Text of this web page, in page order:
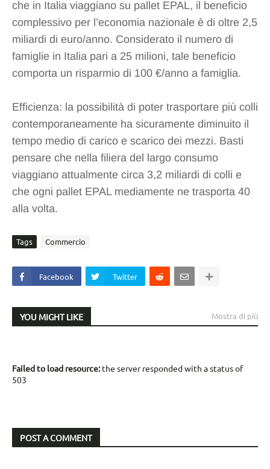
che in Italia viaggiano su pallet EPAL, il beneficio
complessivo per l’economia nazionale è di oltre 2,5
miliardi di euro/anno. Considerato il numero di
famiglie in Italia pari a 25 milioni, tale beneficio
comporta un risparmio di 100 €/anno a famiglia.
Efficienza: la possibilità di poter trasportare più colli
contemporaneamente ha sicuramente diminuito il
tempo medio di carico e scarico dei mezzi. Basti
pensare che nella filiera del largo consumo
viaggiano attualmente circa 3,2 miliardi di colli e
che ogni pallet EPAL mediamente ne trasporta 40
alla volta.
Tags Commercio
Facebook Twitter
YOU MIGHT LIKE Mostra di più
Failed to load resource:the server responded with a status of
503
POST A COMMENT